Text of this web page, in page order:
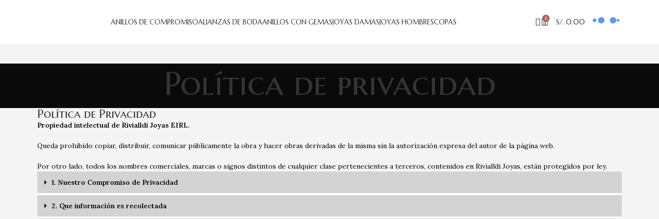
ANILLOS DE COMPROMISOALIANZAS DE BODAANILLOS CON GEMASJOYAS DAMASJOYAS HOMBRESCOPAS 0 S/. 0.00
Política de privacidad
Política de Privacidad
Propiedad intelectual de Rivialldi Joyas EIRL.
Queda prohibido copiar, distribuir, comunicar públicamente la obra y hacer obras derivadas de la misma sin la autorización expresa del autor de la página web.
Por otro lado, todos los nombres comerciales, marcas o signos distintos de cualquier clase pertenecientes a terceros, contenidos en Rivialldi Joyas, están protegidos por ley.
1. Nuestro Compromiso de Privacidad
2. Que información es recolectada